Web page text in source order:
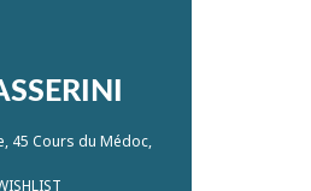
, 45 Cours du Médoc,